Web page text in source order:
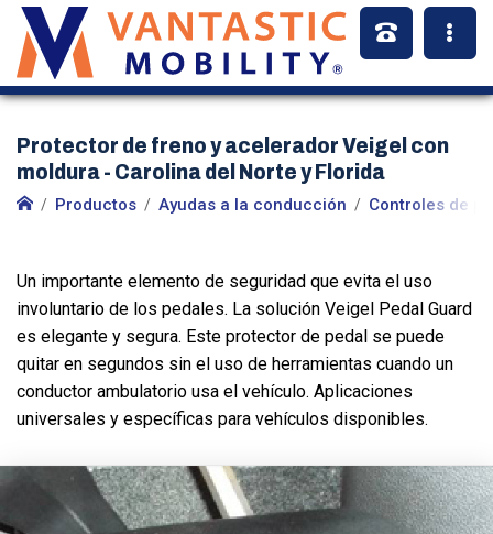
Protector de freno y acelerador Veigel con
moldura - Carolina del Norte y Florida
Productos Ayudas a la conducción Controles de
Un importante elemento de seguridad que evita el uso
involuntario de los pedales. La solución Veigel Pedal Guard
es elegante y segura. Este protector de pedal se puede
quitar en segundos sin el uso de herramientas cuando un
conductor ambulatorio usa el vehículo. Aplicaciones
universales y específicas para vehículos disponibles.